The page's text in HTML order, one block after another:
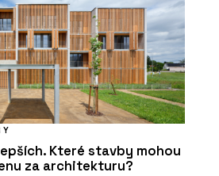
Které stavby mohou
za architekturu?